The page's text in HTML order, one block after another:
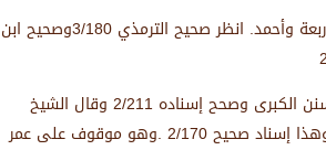
2- أخرجه أصحاب السنن الأربعة وأحمد. انظر صحيح الترمذي 3/180وصحيح ابن
3- أخرجه البيهقي في السنن الكبرى وصحح إسناده 2/211 وقال الشيخ
الألباني في إرواء الغليل وهذا إسناد صحيح 2/170 .وهو موقوف على عمر